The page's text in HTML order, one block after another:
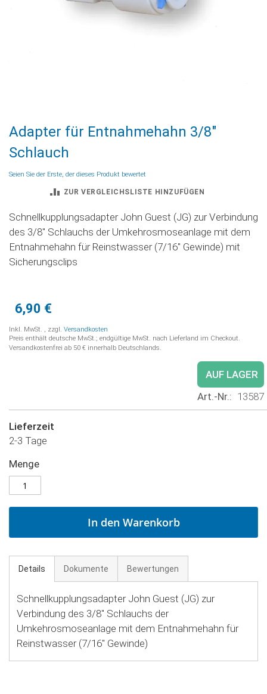
Anfang
der
Bildgalerie
springen
Adapter für Entnahmehahn 3/8"
Schlauch
Seien Sie der Erste, der dieses Produkt bewertet
ZUR VERGLEICHSLISTE HINZUFÜGEN
Schnellkupplungsadapter John Guest (JG) zur Verbindung
des 3/8'' Schlauchs der Umkehrosmoseanlage mit dem
Entnahmehahn für Reinstwasser (7/16'' Gewinde) mit
Sicherungsclips
6,90 €
Inkl. MwSt. , zzgl. Versandkosten
Preis enthält deutsche MwSt.; endgültige MwSt. nach Lieferland im Checkout.
Versandkostenfrei ab 50 € innerhalb Deutschlands.
AUF LAGER
Art.-Nr.
13587
Lieferzeit
2-3 Tage
Menge
In den Warenkorb
Details Dokumente Bewertungen
Schnellkupplungsadapter John Guest (JG) zur
Verbindung des 3/8'' Schlauchs der
Umkehrosmoseanlage mit dem Entnahmehahn für
Reinstwasser (7/16'' Gewinde)